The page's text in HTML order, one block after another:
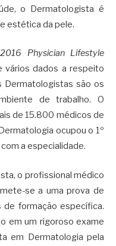
o Dermatologista é
estética da pele.
2016 Physician Lifestyle
vários dados a respeito
Dermatologistas são os
de trabalho. O
de 15.800 médicos de
ocupou o 1º
a especialidade.
o profissional médico
se a uma prova de
formação específica.
em um rigoroso exame
em Dermatologia pela